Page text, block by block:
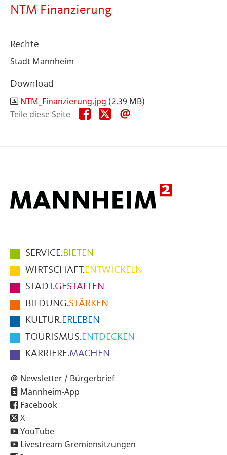
NTM Finanzierung
Rechte
Stadt Mannheim
Download
NTM_Finanzierung.jpg (2.39 MB)
Teile diese Seite
Teile
diese
Teile
diese
Hauptmenüpunkte
im
Fußbereich
der
Seite
SERVICE.BIETEN
WIRTSCHAFT.ENTWICKELN
STADT.GESTALTEN
BILDUNG.STÄRKEN
KULTUR.ERLEBEN
TOURISMUS.ENTDECKEN
KARRIERE.MACHEN
Newsletter / Bürgerbrief
Mannheim-App
Facebook
X
YouTube
Livestream Gremiensitzungen